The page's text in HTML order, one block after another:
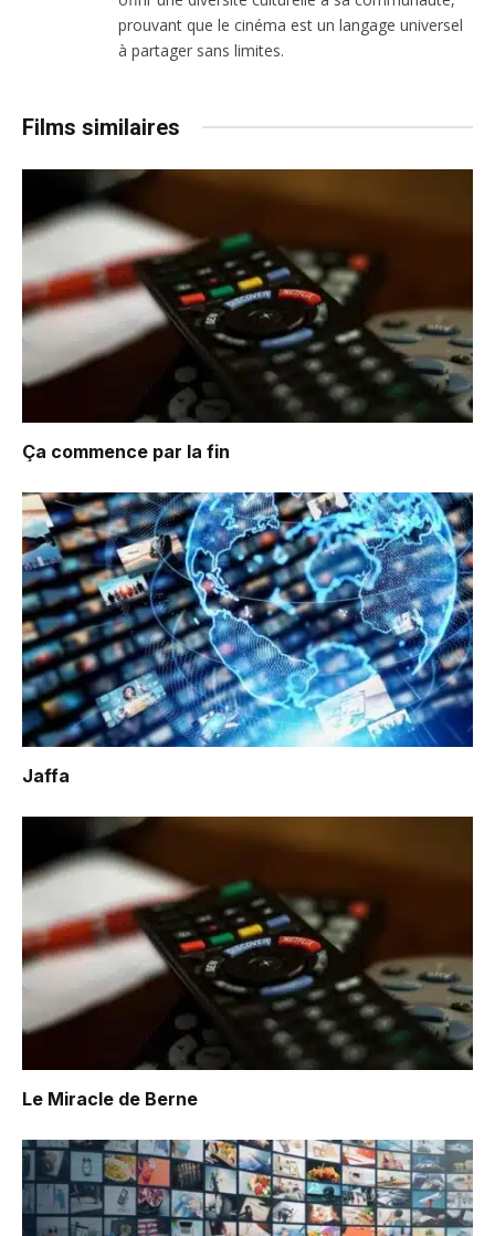
prouvant que le cinéma est un langage universel
à partager sans limites.
Films similaires
Ça commence par la fin
Jaffa
Le Miracle de Berne